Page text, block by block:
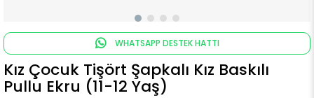
WHATSAPP DESTEK HATTI
Kız Çocuk Tişört Şapkalı Kız Baskılı
Pullu Ekru (11-12 Yaş)